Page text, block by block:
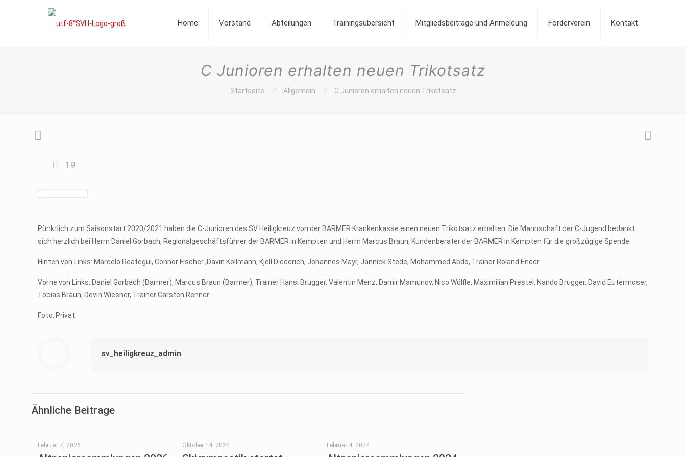
Home Vorstand Abteilungen Trainingsübersicht Mitgliedsbeiträge und Anmeldung Förderverein Kontakt
C Junioren erhalten neuen Trikotsatz
Startseite Allgemein C Junioren erhalten neuen Trikotsatz
19
Pünktlich zum Saisonstart 2020/2021 haben die C-Junioren des SV Heiligkreuz von der BARMER Krankenkasse einen neuen Trikotsatz erhalten. Die Mannschaft der C-Jugend bedankt
sich herzlich bei Herrn Daniel Gorbach, Regionalgeschäftsführer der BARMER in Kempten und Herrn Marcus Braun, Kundenberater der BARMER in Kempten für die großzügige Spende.
Hinten von Links: Marcelo Reategui, Connor Fischer ,Davin Kollmann, Kjell Diederich, Johannes Mayr, Jannick Stede, Mohammed Abdo, Trainer Roland Ender.
Vorne von Links: Daniel Gorbach (Barmer), Marcus Braun (Barmer), Trainer Hansi Brugger, Valentin Menz, Damir Mamunov, Nico Wölfle, Maximilian Prestel, Nando Brugger, David Eutermoser,
Tobias Braun, Devin Wiesner, Trainer Carsten Renner.
Foto: Privat
sv_heiligkreuz_admin
Ähnliche Beitrage
Februar 7, 2026 Oktober 14, 2024 Februar 4, 2024